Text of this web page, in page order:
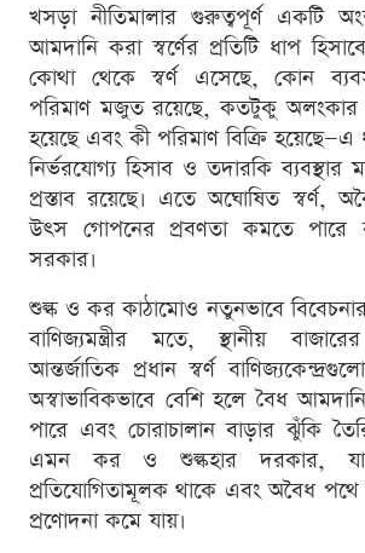
খসড়া নীতিমালার গুরুত্বপূর্ণ একটি
আমদানি করা স্বর্ণের প্রতিটি ধাপ
কোথা থেকে স্বর্ণ এসেছে, কোন
পরিমাণ মজুত রয়েছে, কতটুকু অলংকার
হয়েছে এবং কী পরিমাণ বিক্রি
নির্ভরযোগ্য হিসাব ও তদারকি ব্যবস্থার
প্রস্তাব রয়েছে। এতে অঘোষিত স্বর্ণ,
উৎস গোপনের প্রবণতা কমতে
সরকার।
শুল্ক ও কর কাঠামোও নতুনভাবে
বাণিজ্যমন্ত্রীর মতে, স্থানীয়
আন্তর্জাতিক প্রধান স্বর্ণ
অস্বাভাবিকভাবে বেশি হলে বৈধ
পারে এবং চোরাচালান বাড়ার ঝুঁকি
এমন কর ও শুল্কহার দরকার,
প্রতিযোগিতামূলক থাকে এবং অবৈধ পথে
প্রণোদনা কমে যায়।